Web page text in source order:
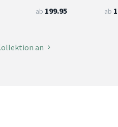
ab 199.95 ab
an